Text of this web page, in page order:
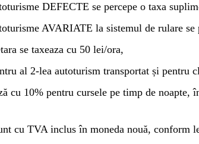
DEFECTE se percepe o taxa
AVARIATE la sistemul de rulare
se taxeaza cu 50 lei/ora,
al 2-lea autoturism transportat și pentru
cu 10% pentru cursele pe timp de
cu TVA inclus în moneda nouă, conform